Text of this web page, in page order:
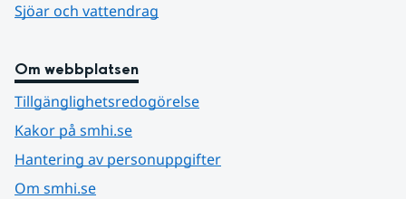
Sjöar och vattendrag
Om webbplatsen
Tillgänglighetsredogörelse
Kakor på smhi.se
Hantering av personuppgifter
Om smhi.se